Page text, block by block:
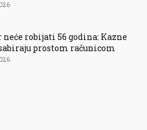
neće robijati 56 godina: Kazne
prostom računicom